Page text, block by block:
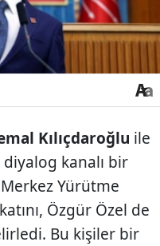
Kılıçdaroğlu ile
diyalog kanalı bir
Merkez Yürütme
Özgür Özel de
Bu kişiler bir